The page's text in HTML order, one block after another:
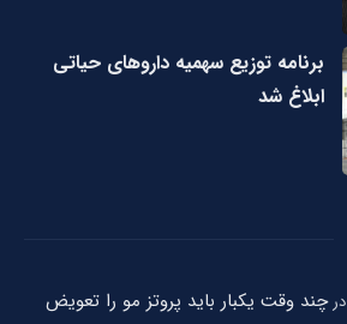
برنامه توزیع سهمیه داروهای حیاتی
ابلاغ شد
درچند وقت یکبار باید پروتز مو را تعویض